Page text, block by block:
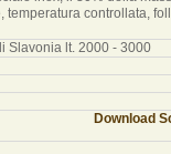
temperatura controllata,
Slavonia lt. 2000 - 3000
Download